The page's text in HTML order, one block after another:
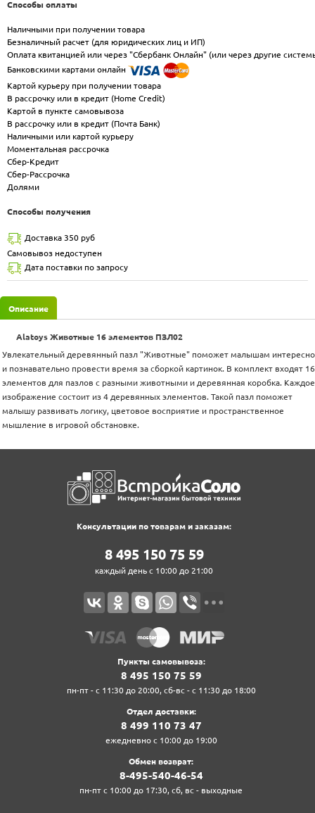
Способы оплаты
Наличными при получении товара
Безналичный расчет (для юридических лиц и ИП)
Оплата квитанцией или через "Сбербанк Онлайн" (или через другие
Банковскими картами онлайн
Картой курьеру при получении товара
В рассрочку или в кредит (Home Credit)
Картой в пункте самовывоза
В рассрочку или в кредит (Почта Банк)
Наличными или картой курьеру
Моментальная рассрочка
Сбер-Кредит
Сбер-Рассрочка
Долями
Способы получения
Доставка 350 руб
Самовывоз недоступен
Дата поставки по запросу
Описание
Alatoys Животные 16 элементов ПЗЛ02
Увлекательный деревянный пазл "Животные" поможет малышам интересно
и познавательно провести время за сборкой картинок. В комплект входят 16
элементов для пазлов с разными животными и деревянная коробка. Каждое
изображение состоит из 4 деревянных элементов. Такой пазл поможет
малышу развивать логику, цветовое восприятие и пространственное
мышление в игровой обстановке.
Консультации по товарам и заказам:
8‍ 4‍9‍5‍ 1‍5‍0‍ 7‍5‍ 5‍9‍
каждый день с 10:00 до 21:00
Пункты самовывоза:
8‍ 4‍9‍5‍ 1‍5‍0‍ 7‍5‍ 5‍9‍
пн-пт - с 11:30 до 20:00, сб-вс - с 11:30 до 18:00
Отдел доставки:
8‍ 4‍9‍9‍ 1‍1‍0‍ 7‍3‍ 4‍7‍
ежедневно с 10:00 до 19:00
Обмен возврат:
8‍-4‍9‍5‍-5‍4‍0‍-4‍6‍-5‍4‍
пн-пт с 10:00 до 17:30, сб, вс - выходные